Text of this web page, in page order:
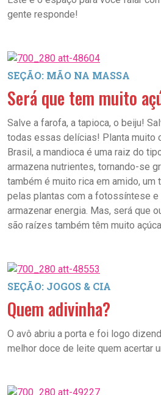
gente responde!
SEÇÃO: MÃO NA MASSA
Será que tem muito
Salve a farofa, a tapioca, o beiju!
todas essas delícias! Planta muito
Brasil, a mandioca é uma raiz do
armazena nutrientes, tornando-se
também é muito rica em amido, um
pelas plantas com a fotossíntese e
armazenar energia. Mas, será que
são raízes também têm muito
SEÇÃO: JOGOS & CIA
Quem adivinha?
O avô abriu a porta e foi logo
melhor doce de leite quem acertar